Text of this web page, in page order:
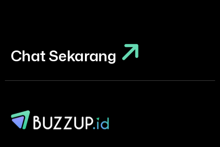
Chat Sekarang
Chat Sekarang